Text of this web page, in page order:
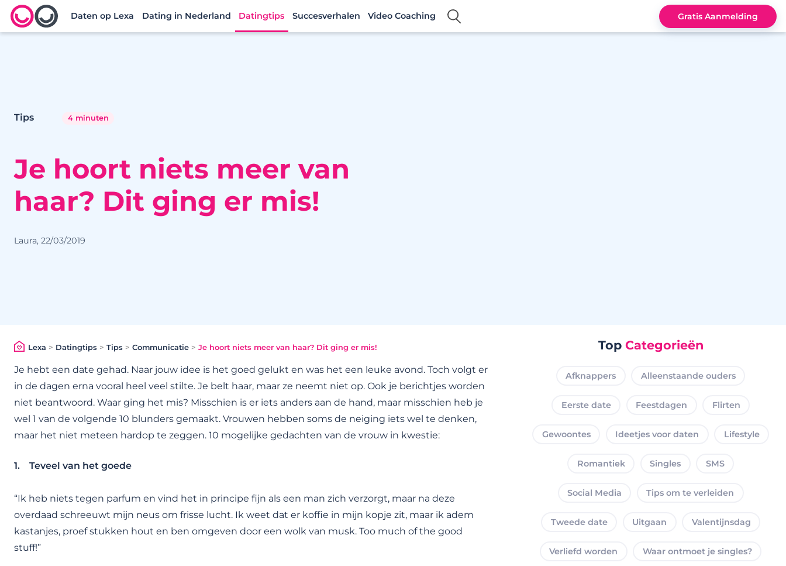
Lexa logo
Daten op Lexa Dating in Nederland Datingtips Succesverhalen Video Coaching Gratis Aanmelding
Tips 4 minuten
Je hoort niets meer van
haar? Dit ging er mis!
Laura, 22/03/2019
Lexa > Datingtips > Tips > Communicatie > Je hoort niets meer van haar? Dit ging er mis!
Je hebt een date gehad. Naar jouw idee is het goed gelukt en was het een leuke avond. Toch volgt er
in de dagen erna vooral heel veel stilte. Je belt haar, maar ze neemt niet op. Ook je berichtjes worden
niet beantwoord. Waar ging het mis? Misschien is er iets anders aan de hand, maar misschien heb je
wel 1 van de volgende 10 blunders gemaakt. Vrouwen hebben soms de neiging iets wel te denken,
maar het niet meteen hardop te zeggen. 10 mogelijke gedachten van de vrouw in kwestie:
1. Teveel van het goede
“Ik heb niets tegen parfum en vind het in principe fijn als een man zich verzorgt, maar na deze
overdaad schreeuwt mijn neus om frisse lucht. Ik weet dat er koffie in mijn kopje zit, maar ik adem
kastanjes, proef stukken hout en ben omgeven door een wolk van musk. Too much of the good
stuff!”
Top Categorieën
Afknappers Alleenstaande ouders
Eerste date Feestdagen Flirten
Gewoontes Ideetjes voor daten Lifestyle
Romantiek Singles SMS
Social Media Tips om te verleiden
Tweede date Uitgaan Valentijnsdag
Verliefd worden Waar ontmoet je singles?